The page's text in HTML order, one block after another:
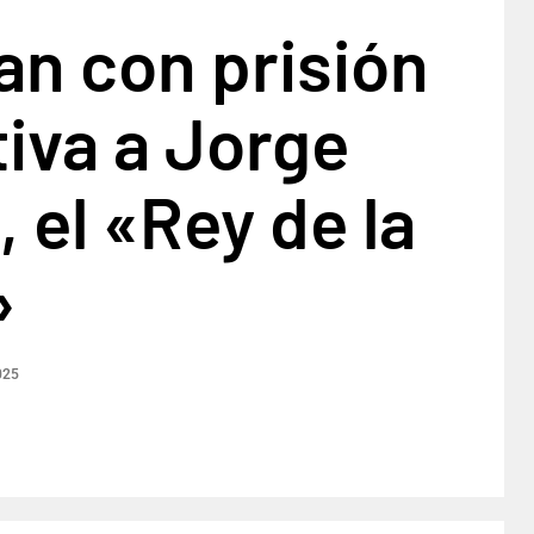
con prisión
a Jorge
el «Rey de la